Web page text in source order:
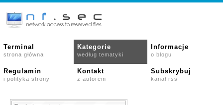
Terminal
strona główna
Kategorie
według tematyki
Informacje
o blogu
Regulamin
i polityka strony
Kontakt
z autorem
Subskrybuj
kanał rss